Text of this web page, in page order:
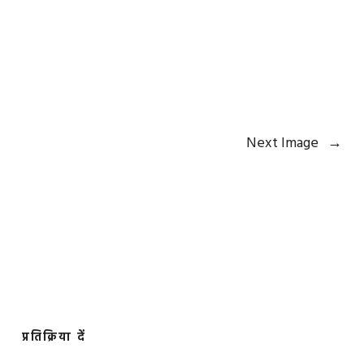
Next Image →
प्रतिक्रिया दें